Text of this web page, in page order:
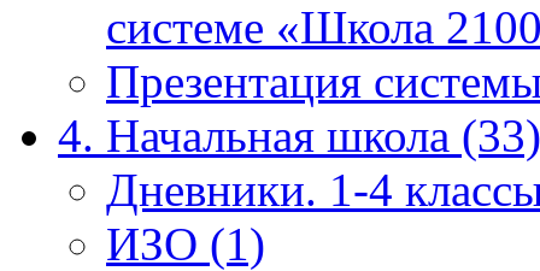
системе «Школа
Презентация
4. Начальная школа (33)
Дневники. 1-4
ИЗО (1)